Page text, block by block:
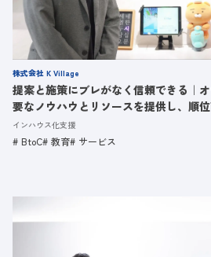
株式会社 K Village
提案と施策にブレがなく信頼できる｜
要なノウハウとリソースを提供し、順
インハウス化支援
BtoC 教育 サービス